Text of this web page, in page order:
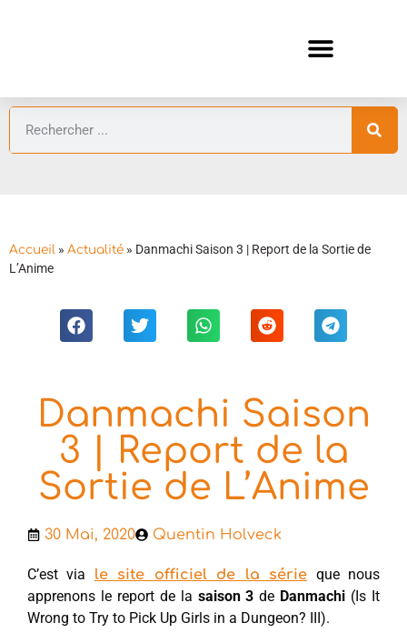
Accueil » Actualité » Danmachi Saison 3 | Report de la Sortie de
L’Anime
Danmachi Saison
3 | Report de la
Sortie de L’Anime
30 Mai, 2020 Quentin Holveck
C’est via le site officiel de la série que nous
apprenons le report de la saison 3 de Danmachi (Is It
Wrong to Try to Pick Up Girls in a Dungeon? III).